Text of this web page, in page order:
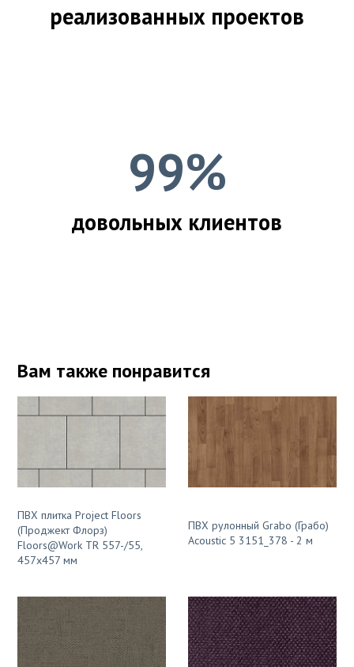
реализованных проектов
99%
довольных клиентов
Вам также понравится
ПВХ плитка Project Floors
(Проджект Флорз)
Floors@Work TR 557-/55,
457x457 мм
ПВХ рулонный Grabo (Грабо)
Acoustic 5 3151_378 - 2 м